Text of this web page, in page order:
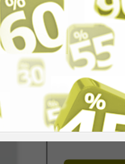
Cena
Zapytaj o
Nr kat:DEN-
Zszywki
Ile sztuk